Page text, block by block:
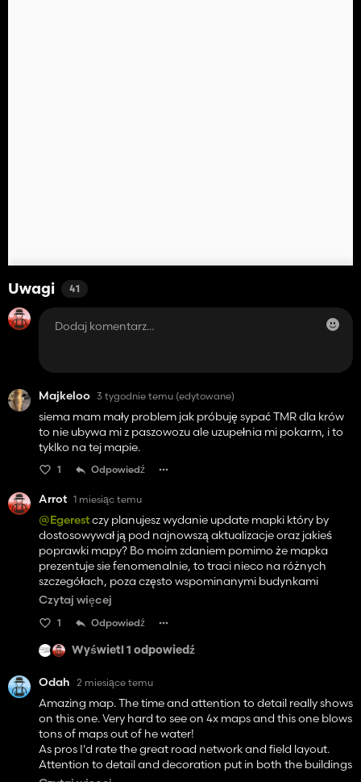
Uwagi 41
Majkeloo 3 tygodnie temu (edytowane)
siema mam mały problem jak próbuję sypać TMR dla krów
to nie ubywa mi z paszowozu ale uzupełnia mi pokarm, i to
tyklko na tej mapie.
1 Odpowiedź
Arrot 1 miesiąc temu
@Egerestczy planujesz wydanie update mapki który by
dostosowywał ją pod najnowszą aktualizacje oraz jakieś
poprawki mapy? Bo moim zdaniem pomimo że mapka
prezentuje sie fenomenalnie, to traci nieco na różnych
szczegółach, poza często wspominanymi budynkami
krzywo umieszczonymi to ja dopatrzyłem się w bardzo wielu
miejscach że trawa wchodzi w asfalt/beton, w wielu
miejscach (szczególnie w okolicach stacji kolejowej) droga
z płyt betonowych to po prostu namalowana tekstura, a to
właśnie one powinny być szczególnie równe, plus
bodaj wjechać w żaden sposób, a perony są wcięte w
ziemię (tj. po bokach jest normalnie, a w środku jest wklęsła
ziemia z kamieniami). Więcej mogę podesłać na discord o
ile zostanie zaaktualizowany link zaproszeniowy (ten co jest
w opisie mapki wygasł).
Czytaj więcej
1 Odpowiedź
Wyświetl 1 odpowiedź
Odah 2 miesiące temu
Amazing map. The time and attention to detail really shows
on this one. Very hard to see on 4x maps and this one blows
tons of maps out of he water!
As pros I'd rate the great road network and field layout.
Attention to detail and decoration put in both the buildings